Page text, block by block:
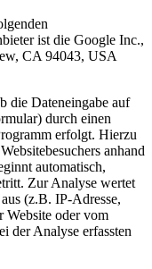
ist die Google Inc.,
CA 94043, USA
die Dateneingabe auf
durch einen
erfolgt. Hierzu
anhand
automatisch,
Zur Analyse wertet
(z.B. IP-Adresse,
Website oder vom
der Analyse erfassten